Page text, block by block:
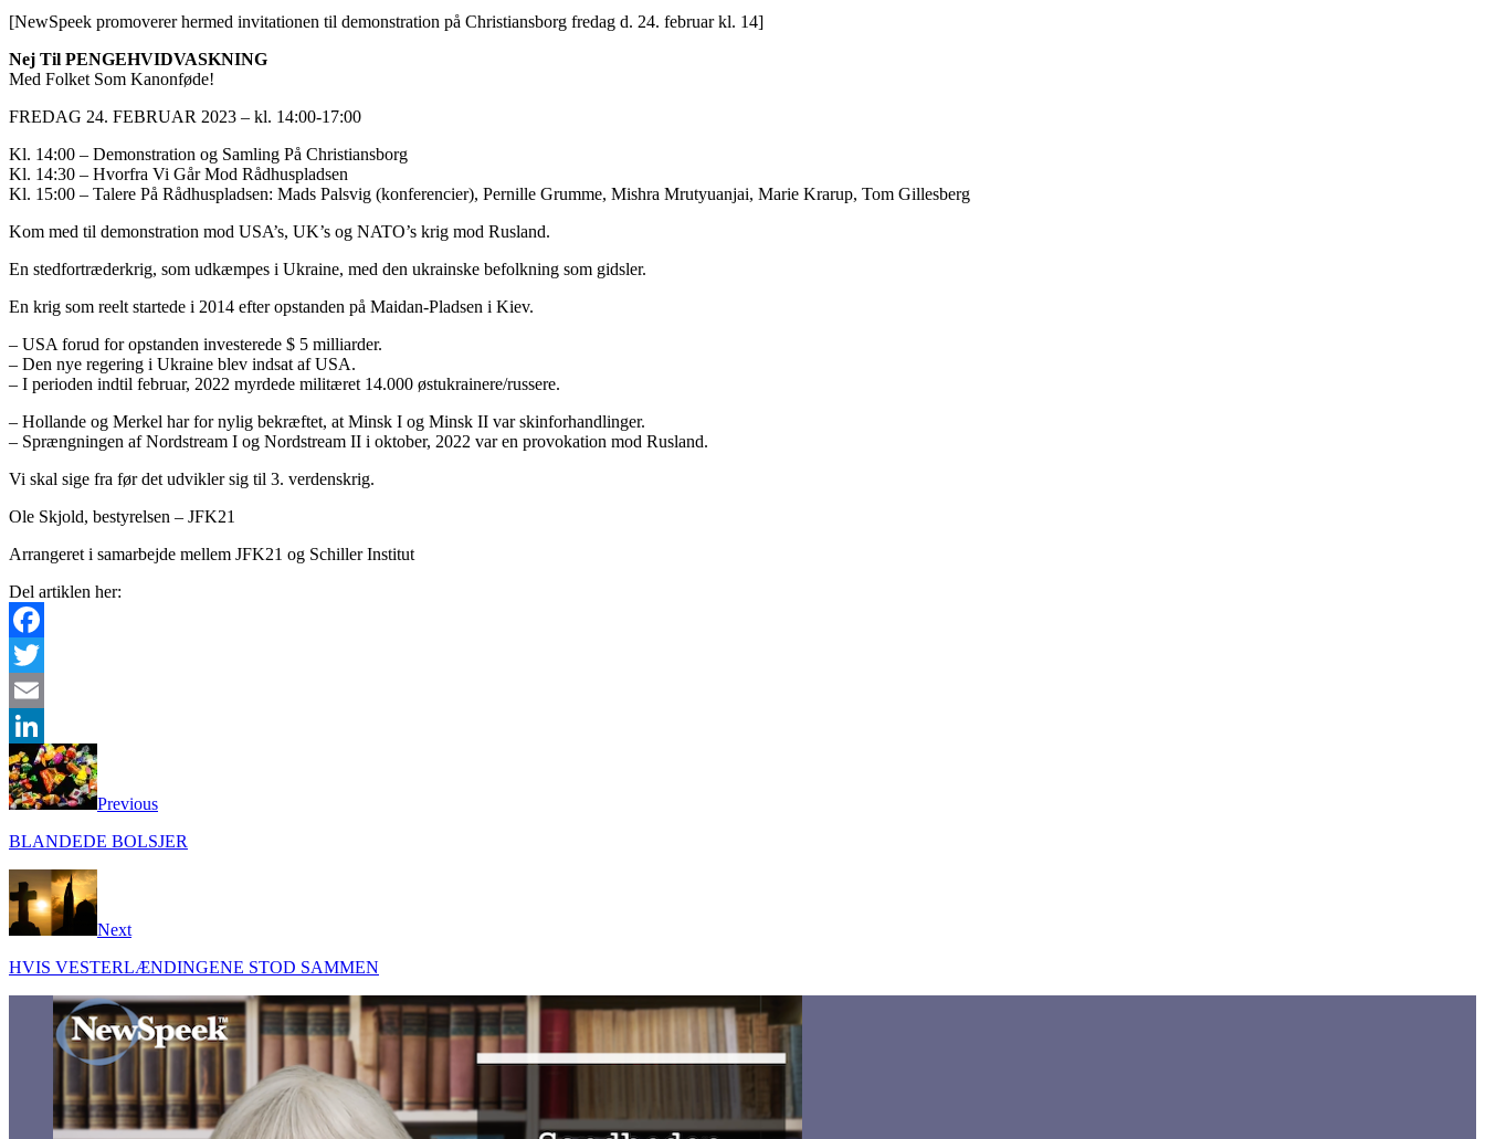
LinkedIn
[NewSpeek promoverer hermed invitationen til demonstration på Christiansborg fredag d. 24. februar kl. 14]
Nej Til PENGEHVIDVASKNING
Med Folket Som Kanonføde!
FREDAG 24. FEBRUAR 2023 – kl. 14:00-17:00
Kl. 14:00 – Demonstration og Samling På Christiansborg
Kl. 14:30 – Hvorfra Vi Går Mod Rådhuspladsen
Kl. 15:00 – Talere På Rådhuspladsen: Mads Palsvig (konferencier), Pernille Grumme, Mishra Mrutyuanjai, Marie Krarup, Tom Gillesberg
Kom med til demonstration mod USA’s, UK’s og NATO’s krig mod Rusland.
En stedfortræderkrig, som udkæmpes i Ukraine, med den ukrainske befolkning som gidsler.
En krig som reelt startede i 2014 efter opstanden på Maidan-Pladsen i Kiev.
– USA forud for opstanden investerede $ 5 milliarder.
– Den nye regering i Ukraine blev indsat af USA.
– I perioden indtil februar, 2022 myrdede militæret 14.000 østukrainere/russere.
– Hollande og Merkel har for nylig bekræftet, at Minsk I og Minsk II var skinforhandlinger.
– Sprængningen af Nordstream I og Nordstream II i oktober, 2022 var en provokation mod Rusland.
Vi skal sige fra før det udvikler sig til 3. verdenskrig.
Ole Skjold, bestyrelsen – JFK21
Arrangeret i samarbejde mellem JFK21 og Schiller Institut
Del artiklen her:
Facebook
Twitter
Email
LinkedIn
Previous
BLANDEDE BOLSJER
Next
HVIS VESTERLÆNDINGENE STOD SAMMEN